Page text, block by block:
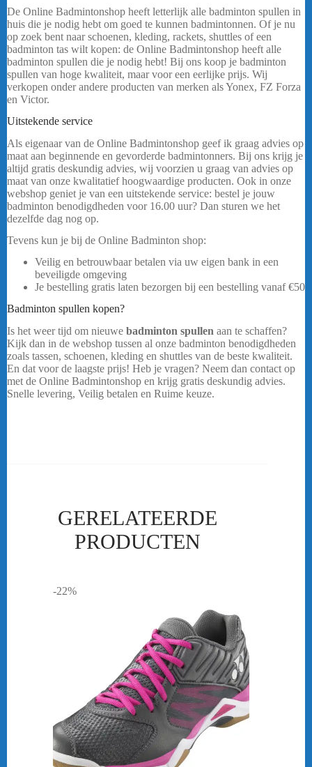
De Online Badmintonshop heeft letterlijk alle badminton spullen in
huis die je nodig hebt om goed te kunnen badmintonnen. Of je nu
op zoek bent naar schoenen, kleding, rackets, shuttles of een
badminton tas wilt kopen: de Online Badmintonshop heeft alle
badminton spullen die je nodig hebt! Bij ons koop je badminton
spullen van hoge kwaliteit, maar voor een eerlijke prijs. Wij
verkopen onder andere producten van merken als Yonex, FZ Forza
en Victor.
Uitstekende service
Als eigenaar van de Online Badmintonshop geef ik graag advies op
maat aan beginnende en gevorderde badmintonners. Bij ons krijg je
altijd gratis deskundig advies, wij voorzien u graag van advies op
maat van onze kwalitatief hoogwaardige producten. Ook in onze
webshop geniet je van een uitstekende service: bestel je jouw
badminton benodigdheden voor 16.00 uur? Dan sturen we het
dezelfde dag nog op.
Tevens kun je bij de Online Badminton shop:
Veilig en betrouwbaar betalen via uw eigen bank in een
beveiligde omgeving
Je bestelling gratis laten bezorgen bij een bestelling vanaf€50
Badminton spullen kopen?
Is het weer tijd om nieuwe badminton spullen aan te schaffen?
Kijk dan in de webshop tussen al onze badminton benodigdheden
zoals tassen, schoenen, kleding en shuttles van de beste kwaliteit.
En dat voor de laagste prijs! Heb je vragen? Neem dan contact op
met de Online Badmintonshop en krijg gratis deskundig advies.
Snelle levering, Veilig betalen en Ruime keuze.
GERELATEERDE
PRODUCTEN
-22%